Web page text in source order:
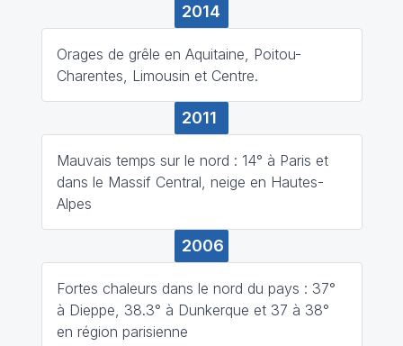
2014
Orages de grêle en Aquitaine, Poitou-
Charentes, Limousin et Centre.
2011
Mauvais temps sur le nord : 14° à Paris et
dans le Massif Central, neige en Hautes-
Alpes
2006
Fortes chaleurs dans le nord du pays : 37°
à Dieppe, 38.3° à Dunkerque et 37 à 38°
en région parisienne